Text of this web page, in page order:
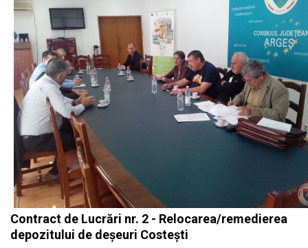
Contract de Lucrări nr. 2 - Relocarea/remedierea
depozitului de deșeuri Costești